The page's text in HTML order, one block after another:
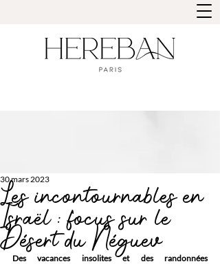
Les incontournables en
Israël : focus sur le
Désert du Néguev
30 mars 2023
Des vacances insolites et des randonnées